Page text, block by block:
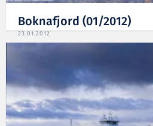
Boknafjord (01/2012)
23.01.2012